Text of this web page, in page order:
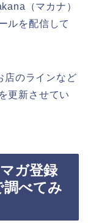
（マカナ）
ルを配信して
店のラインなど
更新させてい
ガ登録
調べてみ